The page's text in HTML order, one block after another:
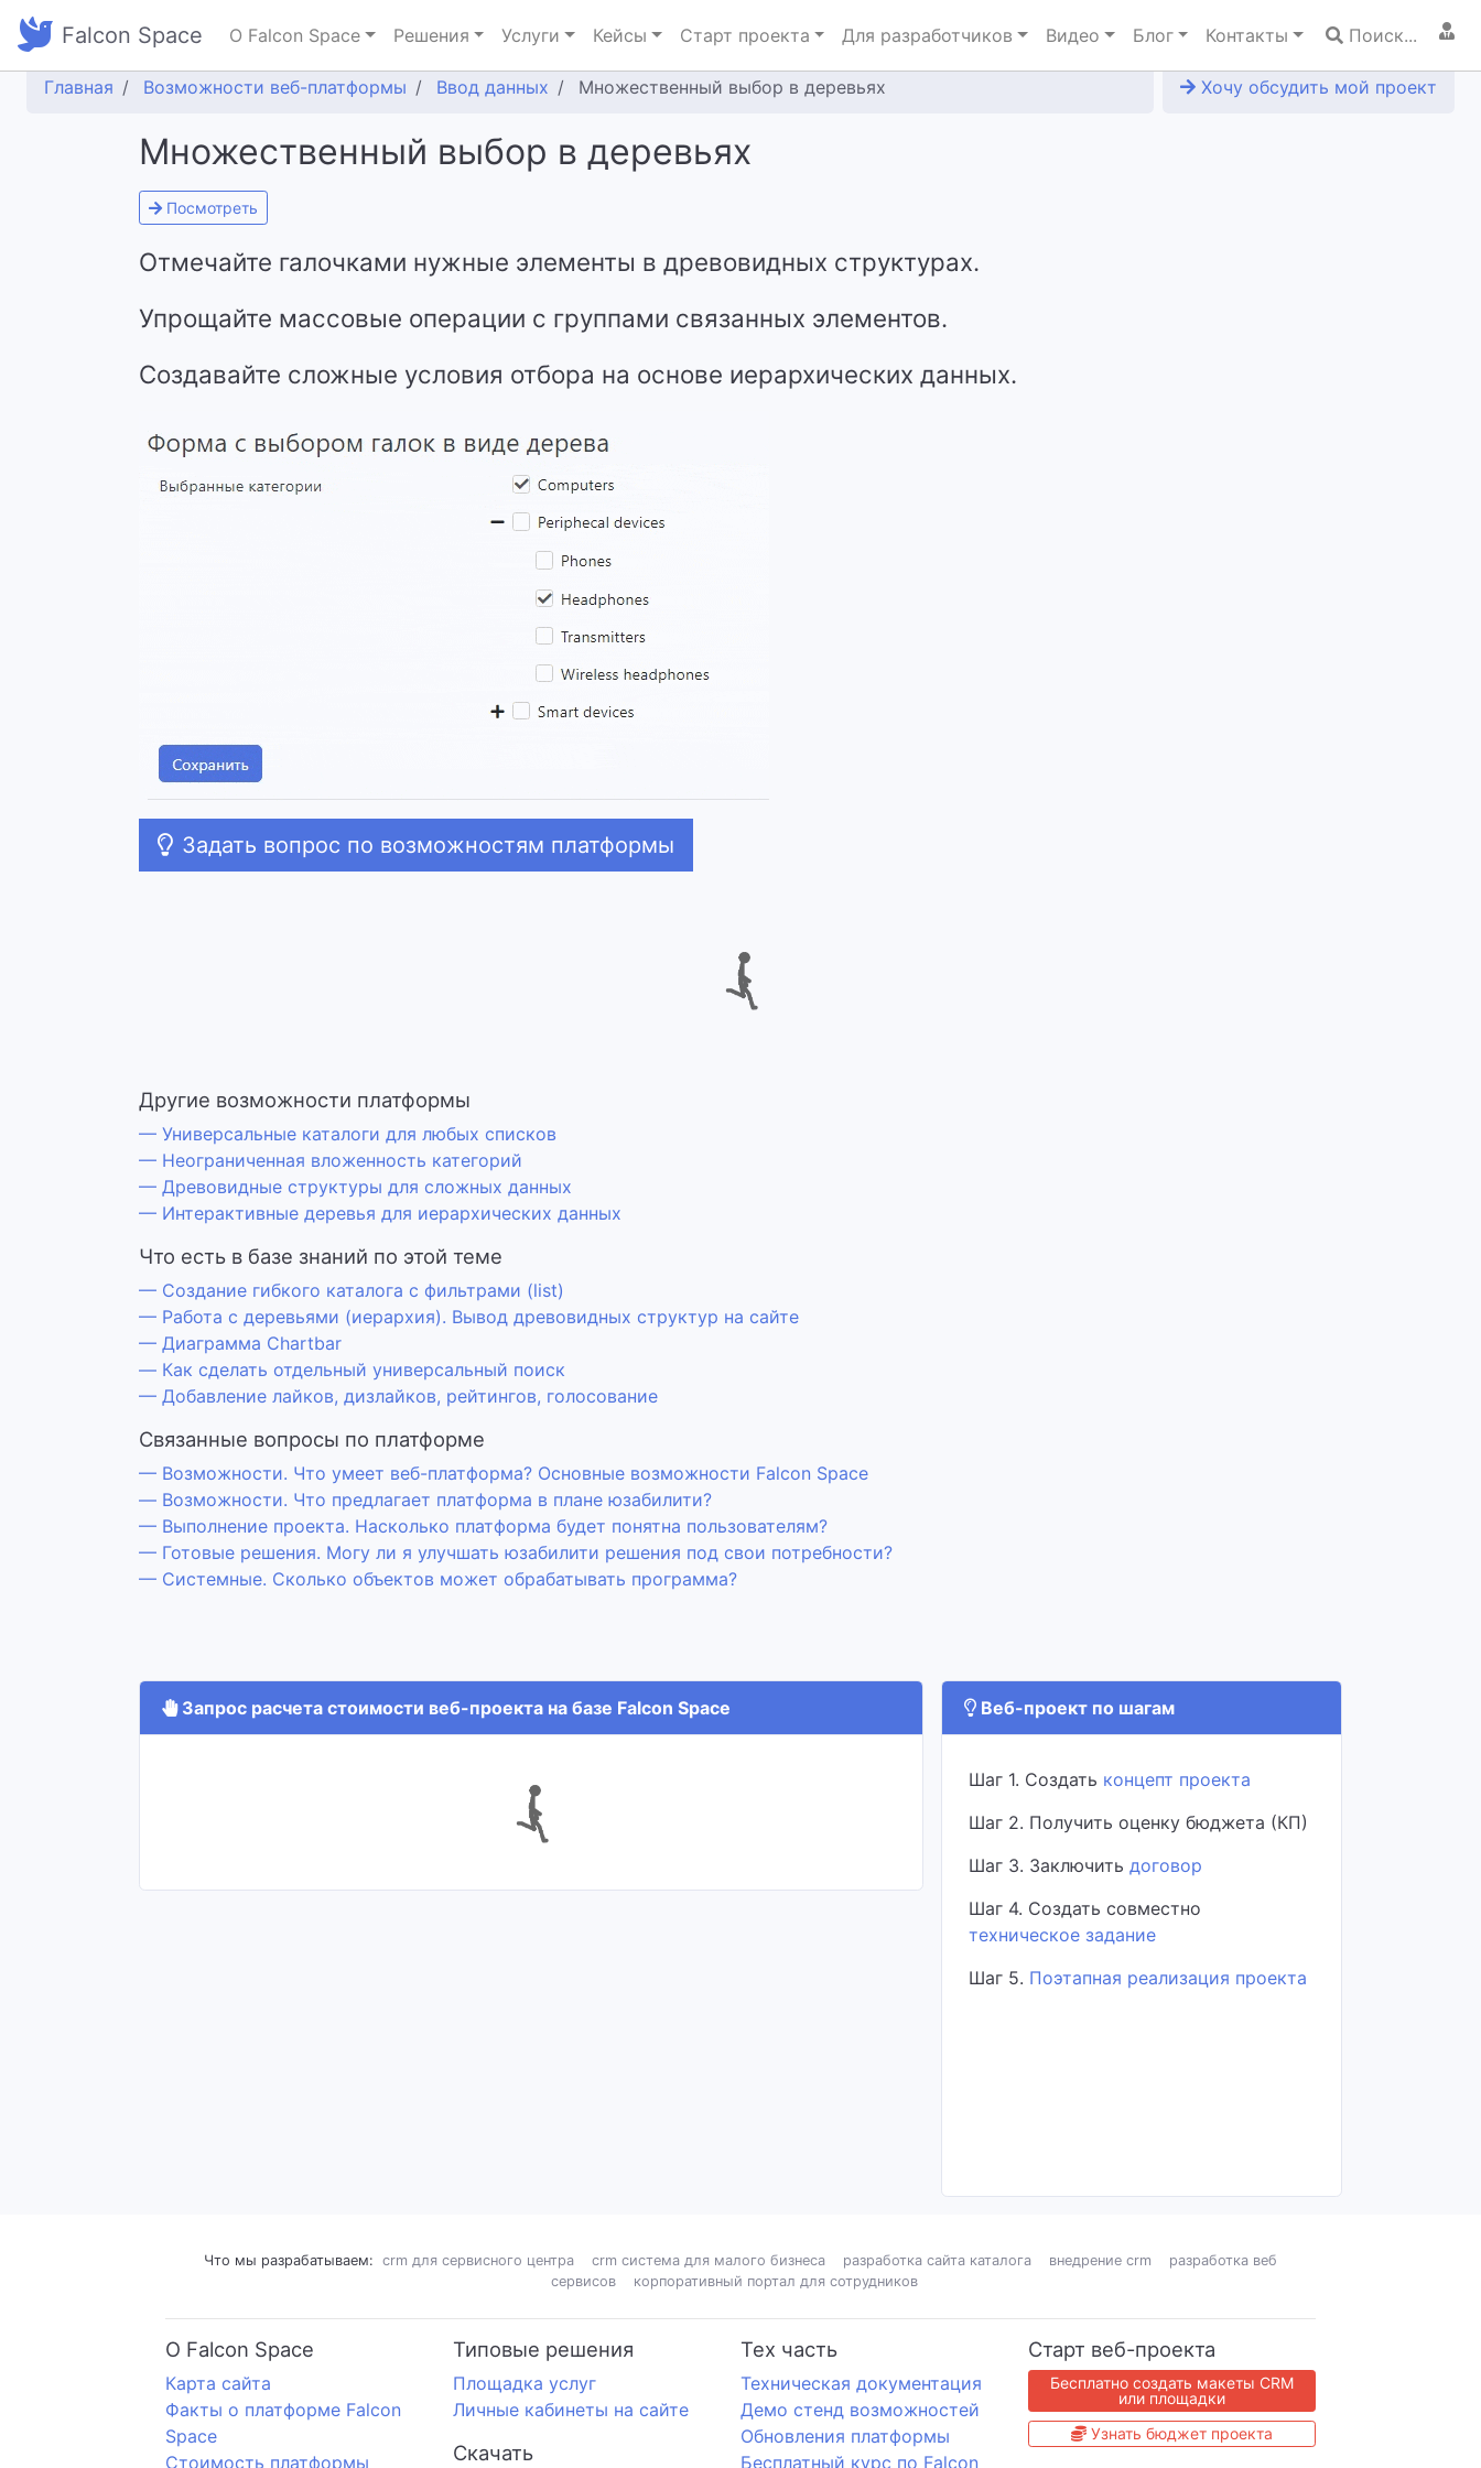
Falcon Space О Falcon Space Решения Услуги Кейсы Старт проекта Для разработчиков Видео Блог Контакты Поиск...
Хочу обсудить мой проект
Главная Возможности веб-платформы Ввод данных Множественный выбор в деревьях
Множественный выбор в деревьях
Посмотреть
Отмечайте галочками нужные элементы в древовидных структурах.
Упрощайте массовые операции с группами связанных элементов.
Создавайте сложные условия отбора на основе иерархических данных.
Задать вопрос по возможностям платформы
Другие возможности платформы
— Универсальные каталоги для любых списков
— Неограниченная вложенность категорий
— Древовидные структуры для сложных данных
— Интерактивные деревья для иерархических данных
Что есть в базе знаний по этой теме
— Создание гибкого каталога с фильтрами (list)
— Работа с деревьями (иерархия). Вывод древовидных структур на сайте
— Диаграмма Chartbar
— Как сделать отдельный универсальный поиск
— Добавление лайков, дизлайков, рейтингов, голосование
Связанные вопросы по платформе
— Возможности. Что умеет веб-платформа? Основные возможности Falcon Space
— Возможности. Что предлагает платформа в плане юзабилити?
— Выполнение проекта. Насколько платформа будет понятна пользователям?
— Готовые решения. Могу ли я улучшать юзабилити решения под свои потребности?
— Системные. Сколько объектов может обрабатывать программа?
Запрос расчета стоимости веб-проекта на базе Falcon Space Веб-проект по шагам
Шаг 1. Создать концепт проекта
Шаг 2. Получить оценку бюджета (КП)
Шаг 3. Заключить договор
Шаг 4. Создать совместно
техническое задание
Шаг 5. Поэтапная реализация проекта
Что мы разрабатываем: crm для сервисного центра crm система для малого бизнеса разработка сайта каталога внедрение crm
разработка веб
сервисов
корпоративный портал для сотрудников
О Falcon Space
Карта сайта
Факты о платформе Falcon
Space
Стоимость платформы
Типовые решения
Площадка услуг
Личные кабинеты на сайте
Скачать
Тех часть
Техническая документация
Демо стенд возможностей
Обновления платформы
Бесплатный курс по Falcon
Старт веб-проекта
Бесплатно создать макеты CRM
или площадки
Узнать бюджет проекта